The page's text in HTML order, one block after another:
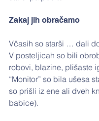
Zakaj jih obračamo
Včasih so starši … dali
V posteljicah so bili
robovi, blazine, plišaste
“Monitor” so bila ušesa
so prišli iz ene ali dveh
babice).